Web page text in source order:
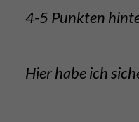
4-5 Punkten
Hier habe ich